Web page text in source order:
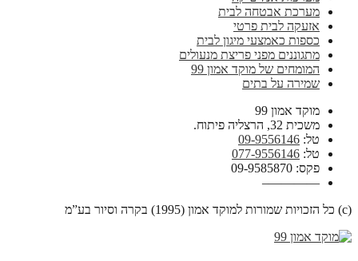
מערכת אבטחה לבית
אזעקה לבית פרטי
כספות כאמצעי מיגון לבית
מתגוננים מפני פריצת מנעולים
המומחים של מוקד אמון 99
שמירה על בתים
מוקד אמון 99
משכית 32, הרצליה פיתוח.
טל: 09-9556146
טל: 077-9556146
פקס: 09-9585870
————–
(c) כל הזכויות שמורות למוקד אמון (1995) בקרה וסיור בע”מ